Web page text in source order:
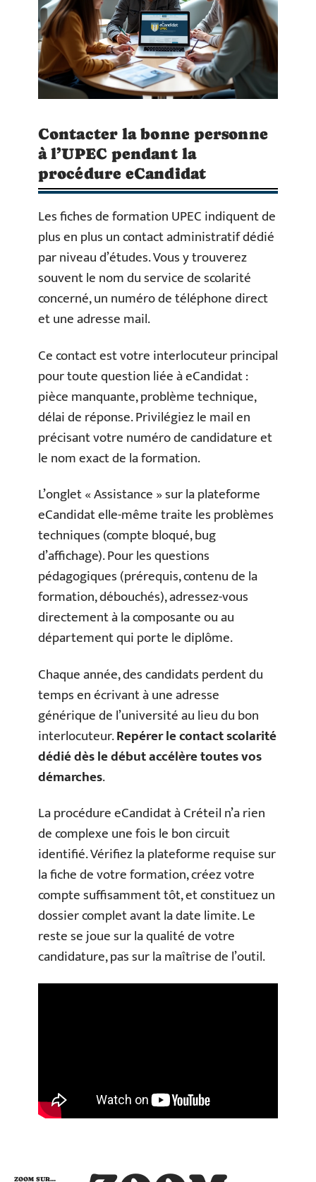
Contacter la bonne personne
à l’UPEC pendant la
procédure eCandidat
Les fiches de formation UPEC indiquent de
plus en plus un contact administratif dédié
par niveau d’études. Vous y trouverez
souvent le nom du service de scolarité
concerné, un numéro de téléphone direct
et une adresse mail.
Ce contact est votre interlocuteur principal
pour toute question liée à eCandidat :
pièce manquante, problème technique,
délai de réponse. Privilégiez le mail en
précisant votre numéro de candidature et
le nom exact de la formation.
L’onglet « Assistance » sur la plateforme
eCandidat elle-même traite les problèmes
techniques (compte bloqué, bug
d’affichage). Pour les questions
pédagogiques (prérequis, contenu de la
formation, débouchés), adressez-vous
directement à la composante ou au
département qui porte le diplôme.
Chaque année, des candidats perdent du
temps en écrivant à une adresse
générique de l’université au lieu du bon
interlocuteur.Repérer le contact scolarité
dédié dès le début accélère toutes vos
démarches.
La procédure eCandidat à Créteil n’a rien
de complexe une fois le bon circuit
identifié. Vérifiez la plateforme requise sur
la fiche de votre formation, créez votre
compte suffisamment tôt, et constituez un
dossier complet avant la date limite. Le
reste se joue sur la qualité de votre
candidature, pas sur la maîtrise de l’outil.
ZOOM SUR…